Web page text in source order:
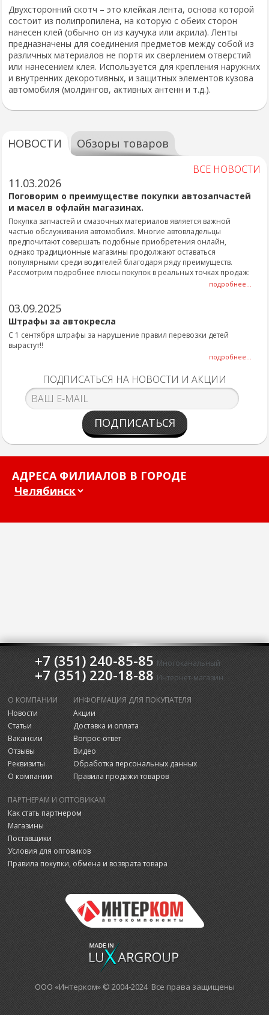
Двухсторонний скотч – это клейкая лента, основа которой
состоит из полипропилена, на которую с обеих сторон
нанесен клей (обычно он из каучука или акрила). Ленты
предназначены для соединения предметов между собой из
различных материалов не портя их сверлением отверстий
или нанесением клея. Используется для крепления наружних
и внутренних декоротивных, и защитных элементов кузова
автомобиля (молдингов, активных антенн и т.д.).
НОВОСТИ Обзоры товаров
ВСЕ НОВОСТИ
11.03.2026
Поговорим о преимуществе покупки автозапчастей
и масел в офлайн магазинах.
Покупка запчастей и смазочных материалов является важной
частью обслуживания автомобиля. Многие автовладельцы
предпочитают совершать подобные приобретения онлайн,
однако традиционные магазины продолжают оставаться
популярными среди водителей благодаря ряду преимуществ.
Рассмотрим подробнее плюсы покупок в реальных точках продаж:
подробнее...
03.09.2025
Штрафы за автокресла
С 1 сентября штрафы за нарушение правил перевозки детей
вырастут!!
подробнее...
ПОДПИСАТЬСЯ НА НОВОСТИ И АКЦИИ
ПОДПИСАТЬСЯ
АДРЕСА ФИЛИАЛОВ В ГОРОДЕ
+7 (351) 240-85-85 Многоканальный
+7 (351) 220-18-88 Интернет-магазин
О КОМПАНИИ
Новости
Статьи
Вакансии
Отзывы
Реквизиты
О компании
ИНФОРМАЦИЯ ДЛЯ ПОКУПАТЕЛЯ
Акции
Доставка и оплата
Вопрос-ответ
Видео
Обработка персональных данных
Правила продажи товаров
ПАРТНЕРАМ И ОПТОВИКАМ
Как стать партнером
Магазины
Поставщики
Условия для оптовиков
Правила покупки, обмена и возврата товара
ООО «Интерком» © 2004-2024 Все права защищены